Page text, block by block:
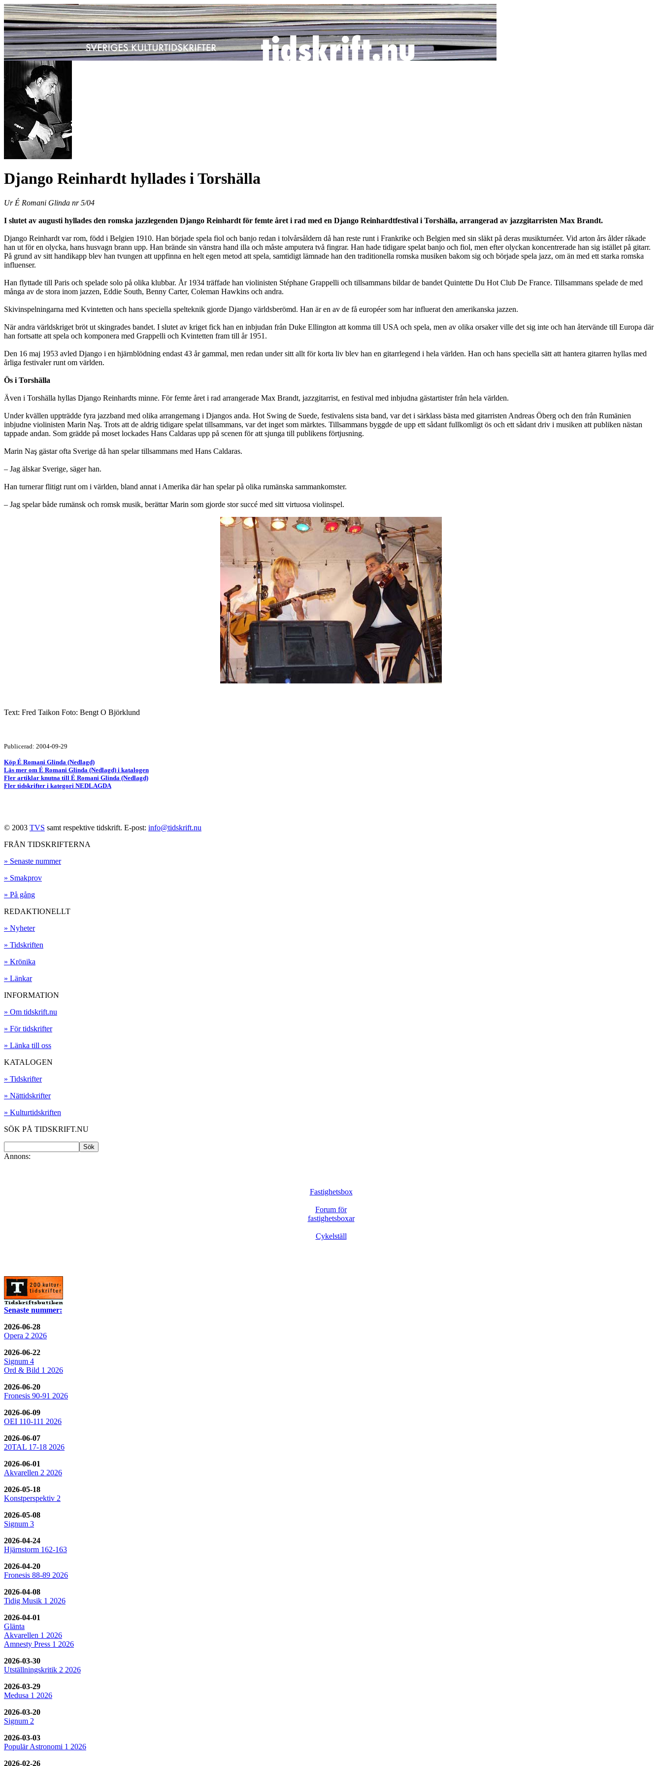
Django Reinhardt hyllades i Torshälla
Ur É Romani Glinda nr 5/04
I slutet av augusti hyllades den romska jazzlegenden Django Reinhardt för femte året i rad med en Django Reinhardtfestival i Torshälla, arrangerad av jazzgitarristen Max Brandt.
Django Reinhardt var rom, född i Belgien 1910. Han började spela fiol och banjo redan i tolvårsåldern då han reste runt i Frankrike och Belgien med sin släkt på deras musikturnéer. Vid arton års ålder råkade
han ut för en olycka, hans husvagn brann upp. Han brände sin vänstra hand illa och måste amputera två fingrar. Han hade tidigare spelat banjo och fiol, men efter olyckan koncentrerade han sig istället på gitarr.
På grund av sitt handikapp blev han tvungen att uppfinna en helt egen metod att spela, samtidigt lämnade han den traditionella romska musiken bakom sig och började spela jazz, om än med ett starka romska
influenser.
Han flyttade till Paris och spelade solo på olika klubbar. År 1934 träffade han violinisten Stéphane Grappelli och tillsammans bildar de bandet Quintette Du Hot Club De France. Tillsammans spelade de med
många av de stora inom jazzen, Eddie South, Benny Carter, Coleman Hawkins och andra.
Skivinspelningarna med Kvintetten och hans speciella spelteknik gjorde Django världsberömd. Han är en av de få européer som har influerat den amerikanska jazzen.
När andra världskriget bröt ut skingrades bandet. I slutet av kriget fick han en inbjudan från Duke Ellington att komma till USA och spela, men av olika orsaker ville det sig inte och han återvände till Europa där
han fortsatte att spela och komponera med Grappelli och Kvintetten fram till år 1951.
Den 16 maj 1953 avled Django i en hjärnblödning endast 43 år gammal, men redan under sitt allt för korta liv blev han en gitarrlegend i hela världen. Han och hans speciella sätt att hantera gitarren hyllas med
årliga festivaler runt om världen.
Ös i Torshälla
Även i Torshälla hyllas Django Reinhardts minne. För femte året i rad arrangerade Max Brandt, jazzgitarrist, en festival med inbjudna gästartister från hela världen.
Under kvällen uppträdde fyra jazzband med olika arrangemang i Djangos anda. Hot Swing de Suede, festivalens sista band, var det i särklass bästa med gitarristen Andreas Öberg och den från Rumänien
inbjudne violinisten Marin Naş. Trots att de aldrig tidigare spelat tillsammans, var det inget som märktes. Tillsammans byggde de upp ett sådant fullkomligt ös och ett sådant driv i musiken att publiken nästan
tappade andan. Som grädde på moset lockades Hans Caldaras upp på scenen för att sjunga till publikens förtjusning.
Marin Naş gästar ofta Sverige då han spelar tillsammans med Hans Caldaras.
– Jag älskar Sverige, säger han.
Han turnerar flitigt runt om i världen, bland annat i Amerika där han spelar på olika rumänska sammankomster.
– Jag spelar både rumänsk och romsk musik, berättar Marin som gjorde stor succé med sitt virtuosa violinspel.
Text: Fred Taikon Foto: Bengt O Björklund
Publicerad: 2004-09-29
Köp É Romani Glinda (Nedlagd)
Läs mer om É Romani Glinda (Nedlagd) i katalogen
Fler artiklar knutna till É Romani Glinda (Nedlagd)
Fler tidskrifter i kategori NEDLAGDA
© 2003 TVS samt respektive tidskrift. E-post: info@tidskrift.nu
FRÅN TIDSKRIFTERNA
» Senaste nummer
» Smakprov
» På gång
REDAKTIONELLT
» Nyheter
» Tidskriften
» Krönika
» Länkar
INFORMATION
» Om tidskrift.nu
» För tidskrifter
» Länka till oss
KATALOGEN
» Tidskrifter
» Nättidskrifter
» Kulturtidskriften
SÖK PÅ TIDSKRIFT.NU
Annons:
Fastighetsbox
Forum för
fastighetsboxar
Cykelställ
Senaste nummer:
2026-06-28
Opera 2 2026
2026-06-22
Signum 4
Ord & Bild 1 2026
2026-06-20
Fronesis 90-91 2026
2026-06-09
OEI 110-111 2026
2026-06-07
20TAL 17-18 2026
2026-06-01
Akvarellen 2 2026
2026-05-18
Konstperspektiv 2
2026-05-08
Signum 3
2026-04-24
Hjärnstorm 162-163
2026-04-20
Fronesis 88-89 2026
2026-04-08
Tidig Musik 1 2026
2026-04-01
Glänta
Akvarellen 1 2026
Amnesty Press 1 2026
2026-03-30
Utställningskritik 2 2026
2026-03-29
Medusa 1 2026
2026-03-20
Signum 2
2026-03-03
Populär Astronomi 1 2026
2026-02-26